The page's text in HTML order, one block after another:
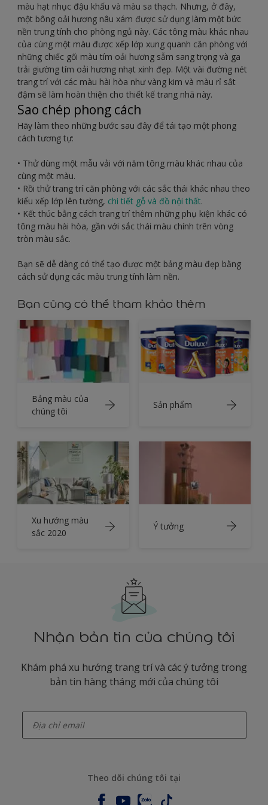
màu hạt nhục đậu khấu và màu sa thạch. Nhưng, ở đây,
một bông oải hương nâu xám được sử dụng làm một bức
nền trung tính cho phòng ngủ này. Các tông màu khác nhau
của cùng một màu được xếp lớp xung quanh căn phòng với
những chiếc gối màu tím oải hương sẫm sang trọng và ga
trải giường tím oải hương nhạt xinh đẹp. Một vài đường nét
trang trí với các màu hài hòa như vàng kim và màu rỉ sắt
đậm sẽ làm hoàn thiện cho thiết kế trang nhã này.
Sao chép phong cách
Hãy làm theo những bước sau đây để tái tạo một phong
cách tương tự:
• Thử dùng một mẫu vải với năm tông màu khác nhau của
cùng một màu.
• Rồi thử trang trí căn phòng với các sắc thái khác nhau theo
kiểu xếp lớp lên tường, chi tiết gỗ và đồ nội thất.
• Kết thúc bằng cách trang trí thêm những phụ kiện khác có
tông màu hài hòa, gần với sắc thái màu chính trên vòng
tròn màu sắc.
Bạn sẽ dễ dàng có thể tạo được một bảng màu đẹp bằng
cách sử dụng các màu trung tính làm nền.
Bạn cũng có thể tham khảo thêm
Bảng màu của
chúng tôi
Sản phẩm
Xu hướng màu
sắc 2020
Ý tưởng
Nhận bản tin của chúng tôi
Khám phá xu hướng trang trí và các ý tưởng trong
bản tin hàng tháng mới của chúng tôi
Theo dõi chúng tôi tại